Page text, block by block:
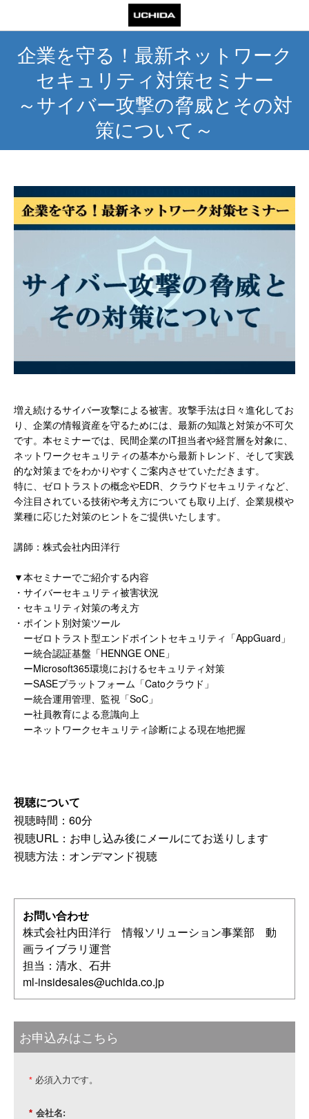
企業を守る！最新ネットワーク
セキュリティ対策セミナー
～サイバー攻撃の脅威とその対
策について～
増え続けるサイバー攻撃による被害。攻撃手法は日々進化してお
り、企業の情報資産を守るためには、最新の知識と対策が不可欠
です。本セミナーでは、民間企業のIT担当者や経営層を対象に、
ネットワークセキュリティの基本から最新トレンド、そして実践
的な対策までをわかりやすくご案内させていただきます。
特に、ゼロトラストの概念やEDR、クラウドセキュリティなど、
今注目されている技術や考え方についても取り上げ、企業規模や
業種に応じた対策のヒントをご提供いたします。
講師：株式会社内田洋行
▼本セミナーでご紹介する内容
・サイバーセキュリティ被害状況
・セキュリティ対策の考え方
・ポイント別対策ツール
ーゼロトラスト型エンドポイントセキュリティ「AppGuard」
ー統合認証基盤「HENNGE ONE」
ーMicrosoft365環境におけるセキュリティ対策
ーSASEプラットフォーム「Catoクラウド」
ー統合運用管理、監視「SoC」
ー社員教育による意識向上
ーネットワークセキュリティ診断による現在地把握
視聴について
視聴時間：60分
視聴URL：お申し込み後にメールにてお送りします
視聴方法：オンデマンド視聴
お問い合わせ
株式会社内田洋行 情報ソリューション事業部 動
画ライブラリ運営
担当：清水、石井
ml-insidesales@uchida.co.jp
お申込みはこちら
* 必須入力です。
* 会社名: